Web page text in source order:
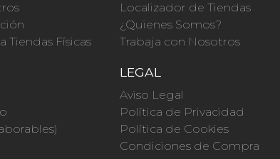
Tiendas Físicas
Localizador de Tiendas
¿Quienes Somos?
Trabaja con Nosotros
LEGAL
Aviso Legal
Política de Privacidad
Política de Cookies
Condiciones de Compra